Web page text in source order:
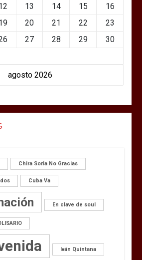
agosto 2026
13 14 15
16
20 21 22
23
27 28 29
30
Chira Soria No Gracias
Cuba Va
En clave de soul
Iván Quintana